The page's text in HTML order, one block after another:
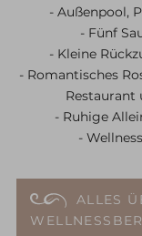
- Außenpool,
- Fünf
- Kleine
- Romantisches
Restaurant
- Ruhige
-
ALLES